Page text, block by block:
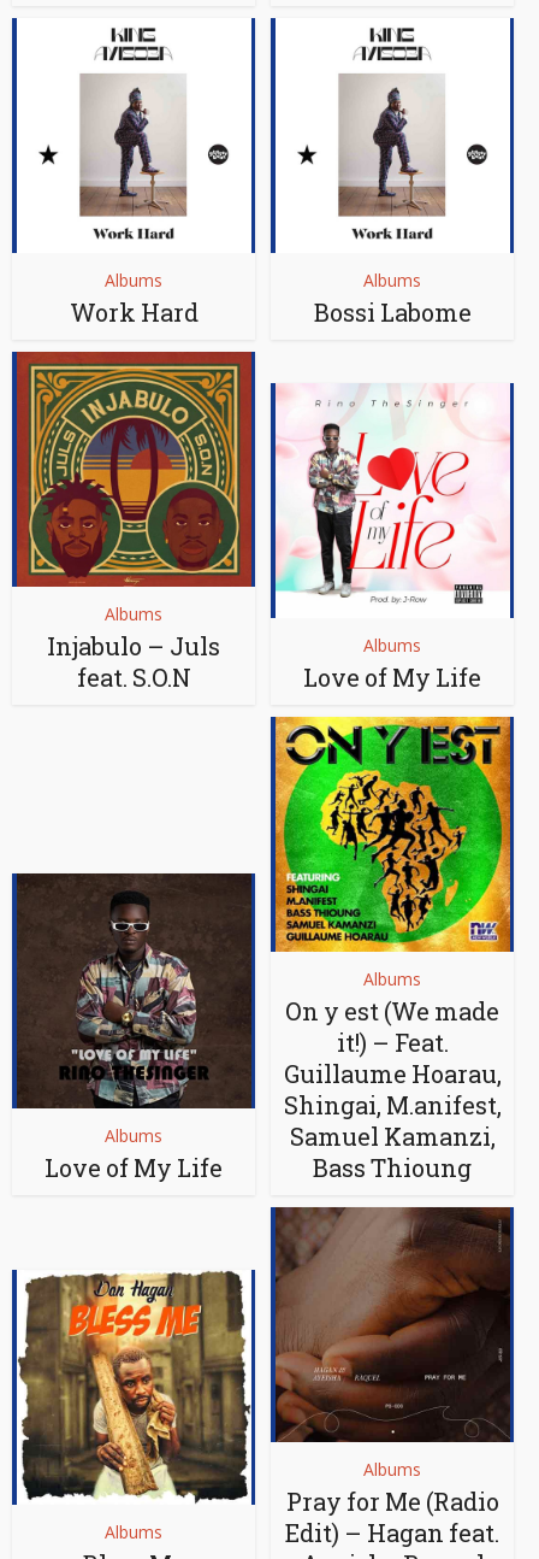
Albums
Work Hard
Albums
Bossi Labome
Albums
Injabulo – Juls
feat. S.O.N
Albums
Love of My Life
Albums
Love of My Life
Albums
On y est (We made
it!) – Feat.
Guillaume Hoarau,
Shingai, M.anifest,
Samuel Kamanzi,
Bass Thioung
Albums
Albums
Pray for Me (Radio
Edit) – Hagan feat.